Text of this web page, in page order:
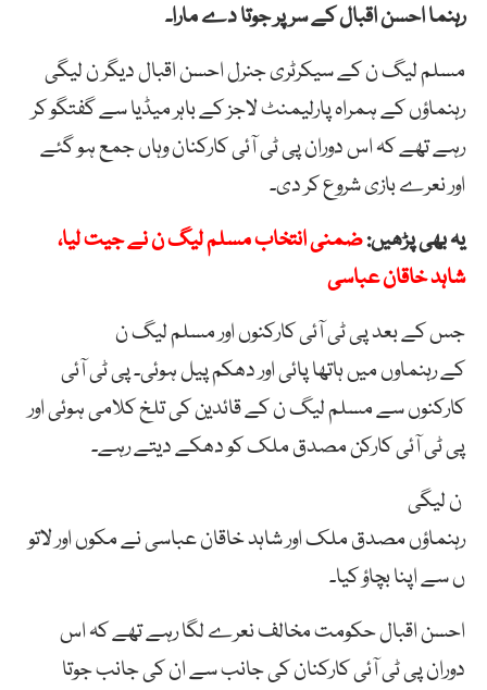
رہنما احسن اقبال کے سر پر جوتا دے مارا۔
مسلم لیگ ن کے سیکرٹری جنرل احسن اقبال دیگر ن لیگی
رہنماؤں کے ہمراہ پارلیمنٹ لاجز کے باہر میڈیا سے گفتگو کر
رہے تھے کہ اس دوران پی ٹی آئی کارکنان وہاں جمع ہو گئے
اور نعرے بازی شروع کر دی۔
یہ بھی پڑھیں:ضمنی انتخاب مسلم لیگ ن نے جیت لیا،
شاہد خاقان عباسی
جس کے بعد پیٹیآئیکارکنوںاورمسلملیگن
کےرہنماوںمیںہاتھاپائیاوردھکمپیل ہوئی۔ پی ٹی آئی
کارکنوں سے مسلم لیگ ن کے قائدین کی تلخ کلامی ہوئی اور
پی ٹی آئیکارکنمصدقملککودھکےدیتےرہے۔
ن لیگی
رہنماؤںمصدقملکاورشاہدخاقانعباسینےمکوںاورلاتو
ںسےاپنابچاؤکیا۔
احسن اقبال حکومت مخالف نعرے لگا رہے تھے کہ اس
دوران پی ٹی آئی کارکنان کی جانب سے ان کی جانب جوتا